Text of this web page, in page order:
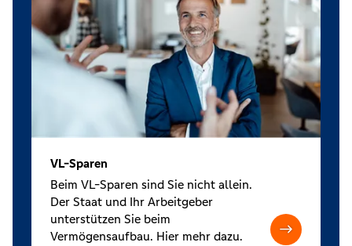
VL-Sparen
Beim VL-Sparen sind Sie nicht allein.
Der Staat und Ihr Arbeitgeber
unterstützen Sie beim
Vermögensaufbau. Hier mehr dazu.